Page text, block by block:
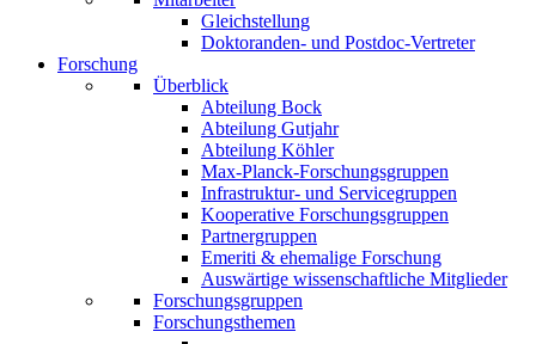
Gleichstellung
Doktoranden- und Postdoc-Vertreter
Forschung
Überblick
Abteilung Bock
Abteilung Gutjahr
Abteilung Köhler
Max-Planck-Forschungsgruppen
Infrastruktur- und Servicegruppen
Kooperative Forschungsgruppen
Partnergruppen
Emeriti & ehemalige Forschung
Auswärtige wissenschaftliche Mitglieder
Forschungsgruppen
Forschungsthemen